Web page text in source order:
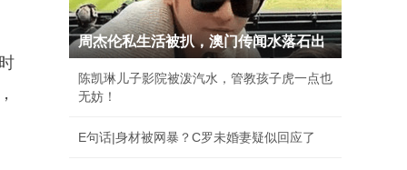
周杰伦私生活被扒，澳门传闻水落石出
陈凯琳儿子影院被泼汽水，管教孩子虎一点也
无妨！
E句话|身材被网暴？C罗未婚妻疑似回应了